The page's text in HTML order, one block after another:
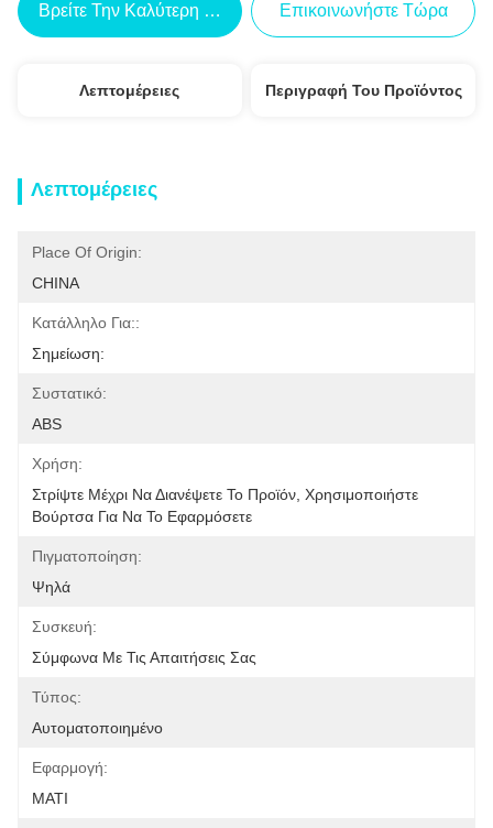
Βρείτε Την Καλύτερη Τιμή Επικοινωνήστε Τώρα
Λεπτομέρειες Περιγραφή Του Προϊόντος
Λεπτομέρειες
Place Of Origin:
CHINA
Κατάλληλο Για::
Σημείωση:
Συστατικό:
ABS
Χρήση:
Στρίψτε Μέχρι Να Διανέψετε Το Προϊόν, Χρησιμοποιήστε
Βούρτσα Για Να Το Εφαρμόσετε
Πιγματοποίηση:
Ψηλά
Συσκευή:
Σύμφωνα Με Τις Απαιτήσεις Σας
Τύπος:
Αυτοματοποιημένο
Εφαρμογή:
ΜΑΤΙ